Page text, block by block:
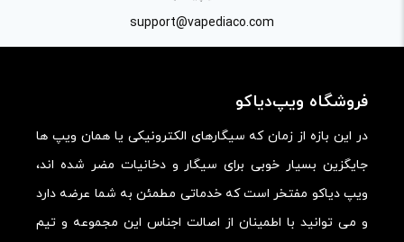
support@vapediaco.com
فروشگاه ویپ‌دیاکو
در این بازه از زمان که سیگارهای الکترونیکی یا همان ویپ ها
جایگزین بسیار خوبی برای سیگار و دخانیات مضر شده اند،
ویپ دیاکو مفتخر است که خدماتی مطمئن به شما عرضه دارد
و می توانید با اطمینان از اصالت اجناس این مجموعه و تیم